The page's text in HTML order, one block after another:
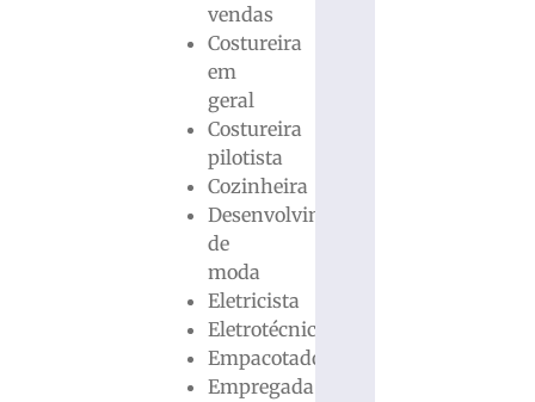
vendas
Costureira
em
geral
Costureira
pilotista
Cozinheira
Desenvolvimento
de
moda
Eletricista
Eletrotécnico
Empacotador
Empregada